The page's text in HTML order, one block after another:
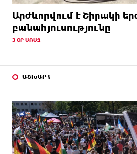
Արժևորվում է Շիրակի
բանահյուսությունը
3 ՕՐ ԱՌԱՋ
ԱՇԽԱՐՀ